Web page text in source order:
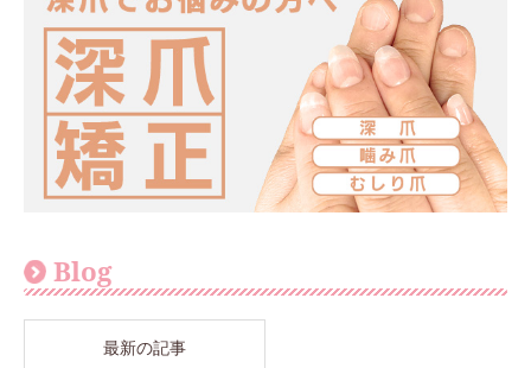
Blog
最新の記事